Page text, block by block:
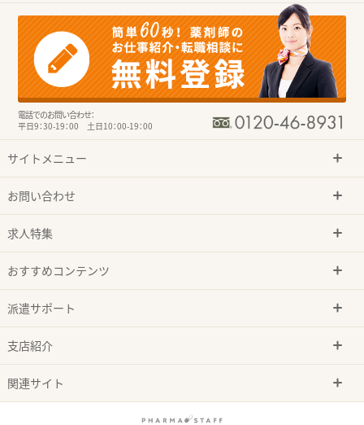
電話でのお問い合わせ：
平日9：30-19：00 土日10：00-19：00
サイトメニュー
お問い合わせ
求人特集
おすすめコンテンツ
派遣サポート
支店紹介
関連サイト